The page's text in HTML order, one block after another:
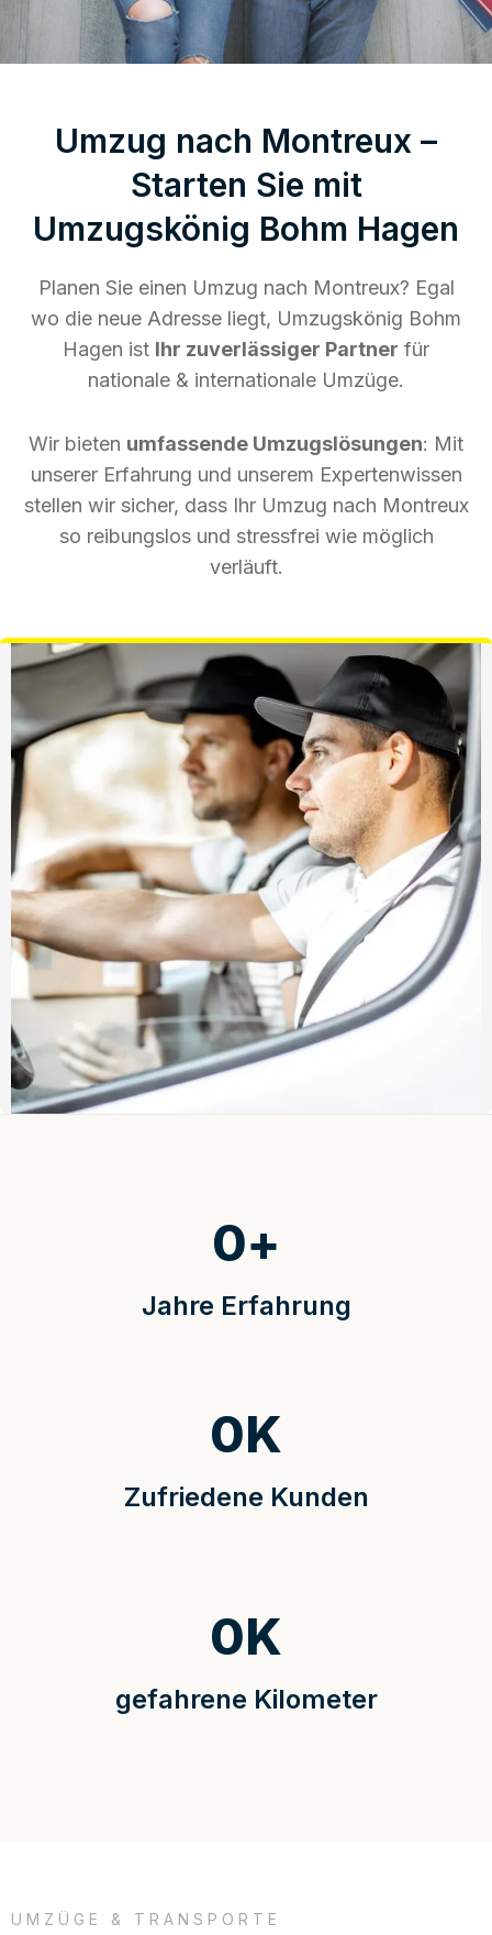
Umzug nach Montreux –
Starten Sie mit
Umzugskönig Bohm Hagen
Planen Sie einen Umzug nach Montreux? Egal
wo die neue Adresse liegt, Umzugskönig Bohm
Hagen ist Ihr zuverlässiger Partner für
nationale & internationale Umzüge.
Wir bieten umfassende Umzugslösungen: Mit
unserer Erfahrung und unserem Expertenwissen
stellen wir sicher, dass Ihr Umzug nach Montreux
so reibungslos und stressfrei wie möglich
verläuft.
Jahre Erfahrung
0+
Zufriedene Kunden
0K
gefahrene Kilometer
0K
UMZÜGE & TRANSPORTE